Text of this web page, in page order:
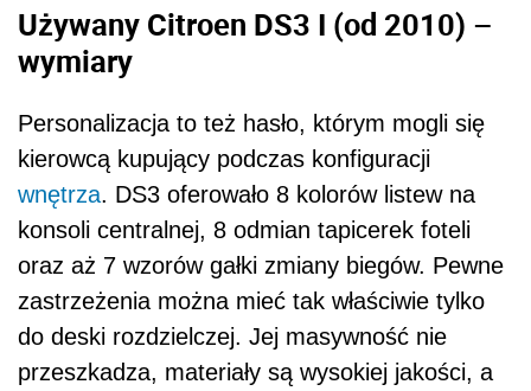
Używany Citroen DS3 I (od 2010) –
wymiary
Personalizacja to też hasło, którym mogli się
kierowcą kupujący podczas konfiguracji
wnętrza. DS3 oferowało 8 kolorów listew na
konsoli centralnej, 8 odmian tapicerek foteli
oraz aż 7 wzorów gałki zmiany biegów. Pewne
zastrzeżenia można mieć tak właściwie tylko
do deski rozdzielczej. Jej masywność nie
przeszkadza, materiały są wysokiej jakości, a